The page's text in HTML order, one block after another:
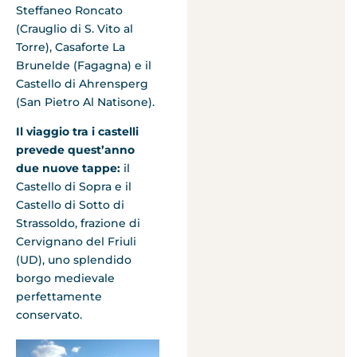
Steffaneo Roncato
(Crauglio di S. Vito al
Torre), Casaforte La
Brunelde (Fagagna) e il
Castello di Ahrensperg
(San Pietro Al Natisone).
Il viaggio tra i castelli
prevede quest’anno
due nuove tappe: il
Castello di Sopra e il
Castello di Sotto di
Strassoldo, frazione di
Cervignano del Friuli
(UD), uno splendido
borgo medievale
perfettamente
conservato.